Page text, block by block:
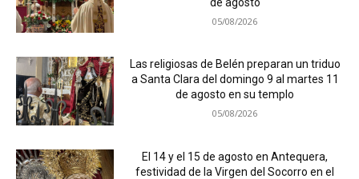
05/08/2026
Las religiosas de Belén preparan un triduo
a Santa Clara del domingo 9 al martes 11
de agosto en su templo
05/08/2026
El 14 y el 15 de agosto en Antequera,
festividad de la Virgen del Socorro en el